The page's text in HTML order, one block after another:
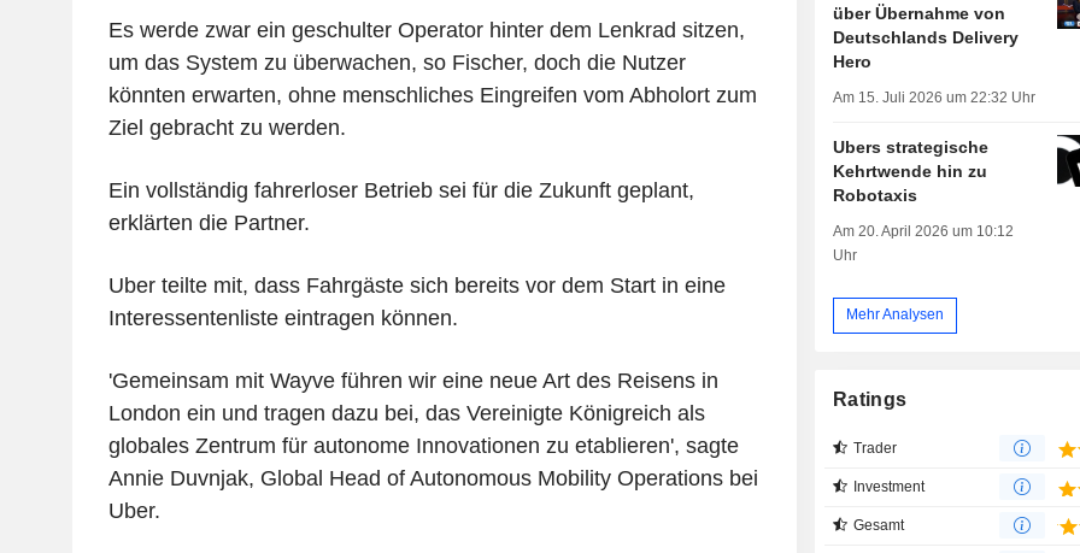
Es werde zwar ein geschulter Operator hinter dem Lenkrad sitzen,
um das System zu überwachen, so Fischer, doch die Nutzer
könnten erwarten, ohne menschliches Eingreifen vom Abholort zum
Ziel gebracht zu werden.
Ein vollständig fahrerloser Betrieb sei für die Zukunft geplant,
erklärten die Partner.
Uber teilte mit, dass Fahrgäste sich bereits vor dem Start in eine
Interessentenliste eintragen können.
'Gemeinsam mit Wayve führen wir eine neue Art des Reisens in
London ein und tragen dazu bei, das Vereinigte Königreich als
globales Zentrum für autonome Innovationen zu etablieren', sagte
Annie Duvnjak, Global Head of Autonomous Mobility Operations bei
Uber.
über Übernahme von
Deutschlands Delivery
Hero
Am 15. Juli 2026 um 22:32 Uhr
Ubers strategische
Kehrtwende hin zu
Robotaxis
Am 20. April 2026 um 10:12
Uhr
Mehr Analysen
Ratings
Trader
Investment
Gesamt